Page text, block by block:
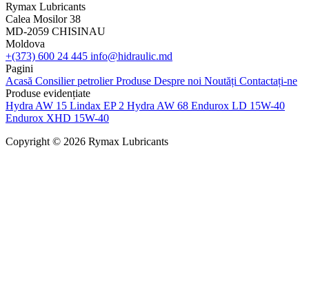
Rymax Lubricants
Calea Mosilor 38
MD-2059 CHISINAU
Moldova
+(373) 600 24 445 info@hidraulic.md
Pagini
Acasă Consilier petrolierProduse Despre noi Noutăți Contactați-ne
Produse evidențiate
Hydra AW 15 Lindax EP 2 Hydra AW 68 Endurox LD 15W-40
Endurox XHD 15W-40
Copyright © 2026 Rymax Lubricants